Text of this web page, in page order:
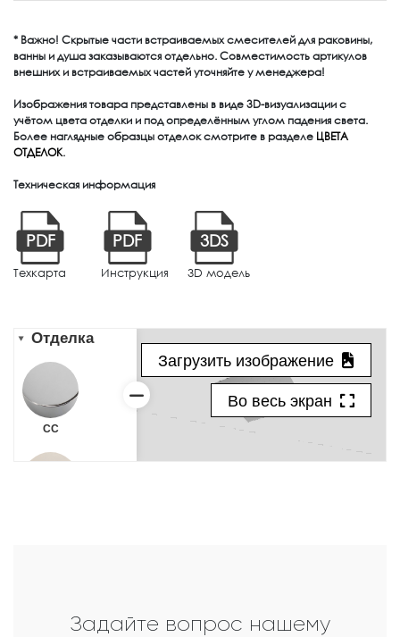
* Важно! Скрытые части встраиваемых смесителей для раковины,
ванны и душа заказываются отдельно. Совместимость артикулов
внешних и встраиваемых частей уточняйте у менеджера!
Изображения товара представлены в виде 3D-визуализации с
учётом цвета отделки и под определённым углом падения света.
Более наглядные образцы отделок смотрите в разделе ЦВЕТА
ОТДЕЛОК.
Техническая информация
PDF
Техкарта
PDF
Инструкция
3DS
3D модель
Задайте вопрос нашему